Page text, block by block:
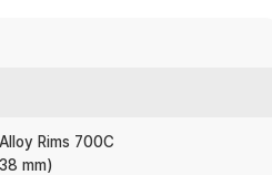
Rims 700C
mm)